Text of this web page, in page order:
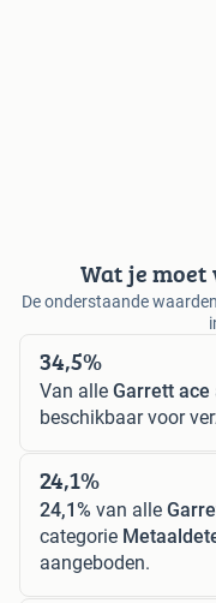
Wat je
De onderstaande
34,5%
Van alle Garrett ace
beschikbaar voor
24,1%
24,1% van alle
categorie
aangeboden.